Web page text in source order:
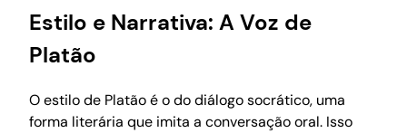
Estilo e Narrativa: A Voz de
Platão
O estilo de Platão é o do diálogo socrático, uma
forma literária que imita a conversação oral. Isso